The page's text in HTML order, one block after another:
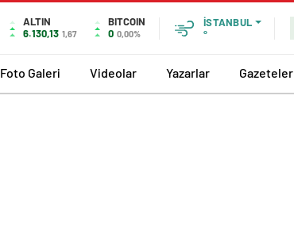
ALTIN
6.130,13 1,67
BITCOIN
0 0,00%
İSTANBUL
°
Foto Galeri Videolar Yazarlar Gazeteler